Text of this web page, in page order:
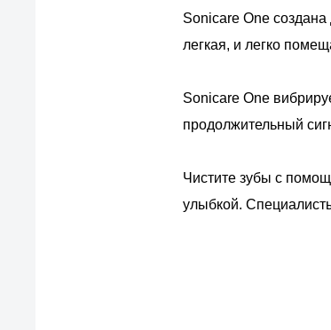
Sonicare One
легкая, и легко
Sonicare One
продолжительный
Чистите зубы с
улыбкой.